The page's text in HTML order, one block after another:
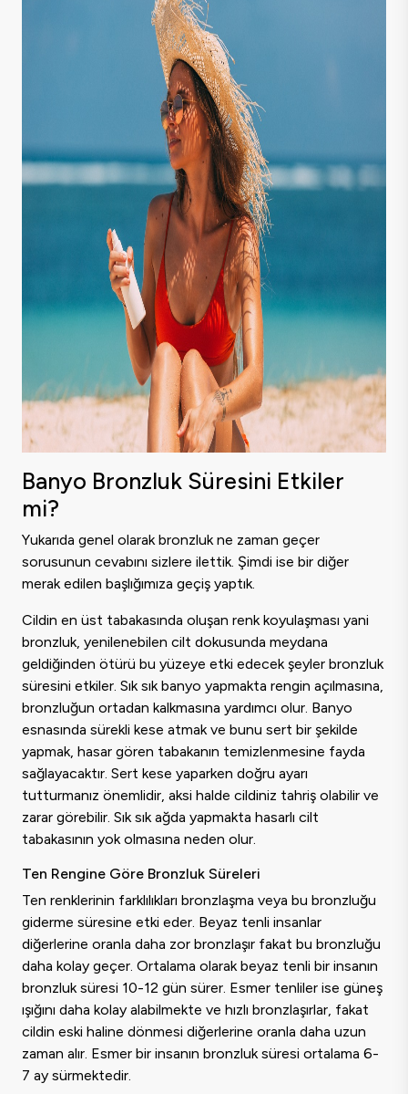
​Banyo Bronzluk Süresini Etkiler
mi?
Yukarıda genel olarak bronzluk ne zaman geçer
sorusunun cevabını sizlere ilettik. Şimdi ise bir diğer
merak edilen başlığımıza geçiş yaptık.
Cildin en üst tabakasında oluşan renk koyulaşması yani
bronzluk, yenilenebilen cilt dokusunda meydana
geldiğinden ötürü bu yüzeye etki edecek şeyler bronzluk
süresini etkiler. Sık sık banyo yapmakta rengin açılmasına,
bronzluğun ortadan kalkmasına yardımcı olur. Banyo
esnasında sürekli kese atmak ve bunu sert bir şekilde
yapmak, hasar gören tabakanın temizlenmesine fayda
sağlayacaktır. Sert kese yaparken doğru ayarı
tutturmanız önemlidir, aksi halde cildiniz tahriş olabilir ve
zarar görebilir. Sık sık ağda yapmakta hasarlı cilt
tabakasının yok olmasına neden olur.
Ten Rengine Göre Bronzluk Süreleri
Ten renklerinin farklılıkları bronzlaşma veya bu bronzluğu
giderme süresine etki eder. Beyaz tenli insanlar
diğerlerine oranla daha zor bronzlaşır fakat bu bronzluğu
daha kolay geçer. Ortalama olarak beyaz tenli bir insanın
bronzluk süresi 10-12 gün sürer. Esmer tenliler ise güneş
ışığını daha kolay alabilmekte ve hızlı bronzlaşırlar, fakat
cildin eski haline dönmesi diğerlerine oranla daha uzun
zaman alır. Esmer bir insanın bronzluk süresi ortalama 6-
7 ay sürmektedir.